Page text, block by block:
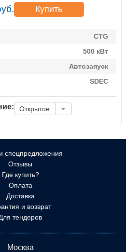
Купить
CTG
500 кВт
Автозапуск
SDEC
Открытое
спецпредложения
Отзывы
Где купить?
Оплата
Доставка
и возврат
тендеров
Москва